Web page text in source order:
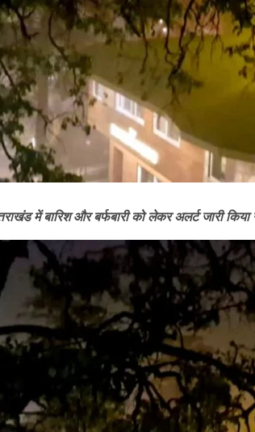
में बारिश और बर्फबारी को लेकर अलर्ट जारी किया